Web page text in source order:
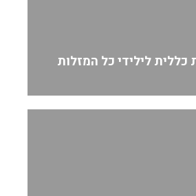
לילידי כל המזלות